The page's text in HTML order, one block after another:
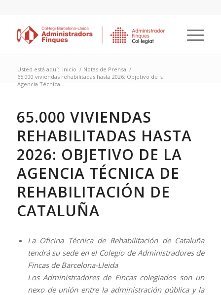
Usted está aquí: Inicio / Notas de Prensa /
65.000 viviendas rehabilitadas hasta 2026: Objetivo de la
Agencia Técnica ...
65.000 VIVIENDAS
REHABILITADAS HASTA
2026: OBJETIVO DE LA
AGENCIA TÉCNICA DE
REHABILITACIÓN DE
CATALUÑA
La Oficina Técnica de Rehabilitación de Cataluña
tendrá su sede en el Colegio de Administradores de
Fincas de Barcelona-Lleida
Los Administradores de Fincas colegiados son un
nexo de unión entre la administración pública y la